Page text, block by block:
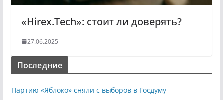
«Hirex.Tech»: стоит ли доверять?
27.06.2025
Последние
Партию «Яблоко» сняли с выборов в Госдуму